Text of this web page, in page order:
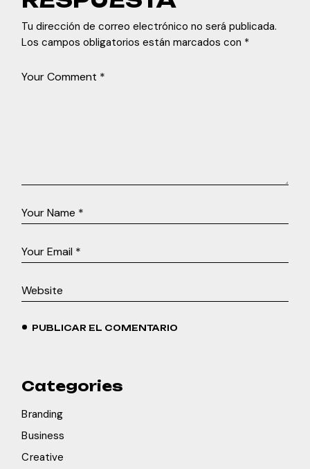
Tu dirección de correo electrónico no será publicada.
Los campos obligatorios están marcados con *
PUBLICAR EL COMENTARIO
Categories
Branding
Business
Creative